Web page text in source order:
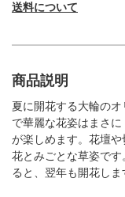
送料について
商品説明
夏に開花する大輪の
で華麗な花姿はまさ
が楽しめます。花壇
花とみごとな草姿で
ると、翌年も開花しま